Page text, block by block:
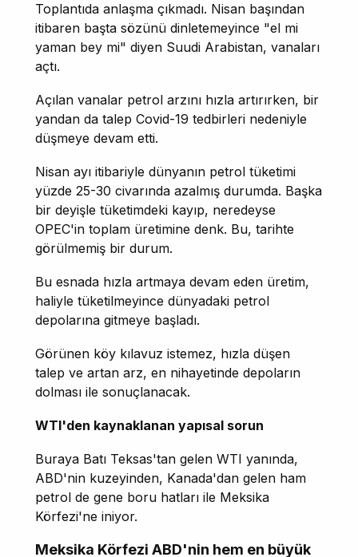
Toplantıda anlaşma çıkmadı. Nisan başından
itibaren başta sözünü dinletemeyince "el mi
yaman bey mi" diyen Suudi Arabistan, vanaları
açtı.
Açılan vanalar petrol arzını hızla artırırken, bir
yandan da talep Covid-19 tedbirleri nedeniyle
düşmeye devam etti.
Nisan ayı itibariyle dünyanın petrol tüketimi
yüzde 25-30 civarında azalmış durumda. Başka
bir deyişle tüketimdeki kayıp, neredeyse
OPEC'in toplam üretimine denk. Bu, tarihte
görülmemiş bir durum.
Bu esnada hızla artmaya devam eden üretim,
haliyle tüketilmeyince dünyadaki petrol
depolarına gitmeye başladı.
Görünen köy kılavuz istemez, hızla düşen
talep ve artan arz, en nihayetinde depoların
dolması ile sonuçlanacak.
WTI'den kaynaklanan yapısal sorun
Buraya Batı Teksas'tan gelen WTI yanında,
ABD'nin kuzeyinden, Kanada'dan gelen ham
petrol de gene boru hatları ile Meksika
Körfezi'ne iniyor.
Meksika Körfezi ABD'nin hem en büyük